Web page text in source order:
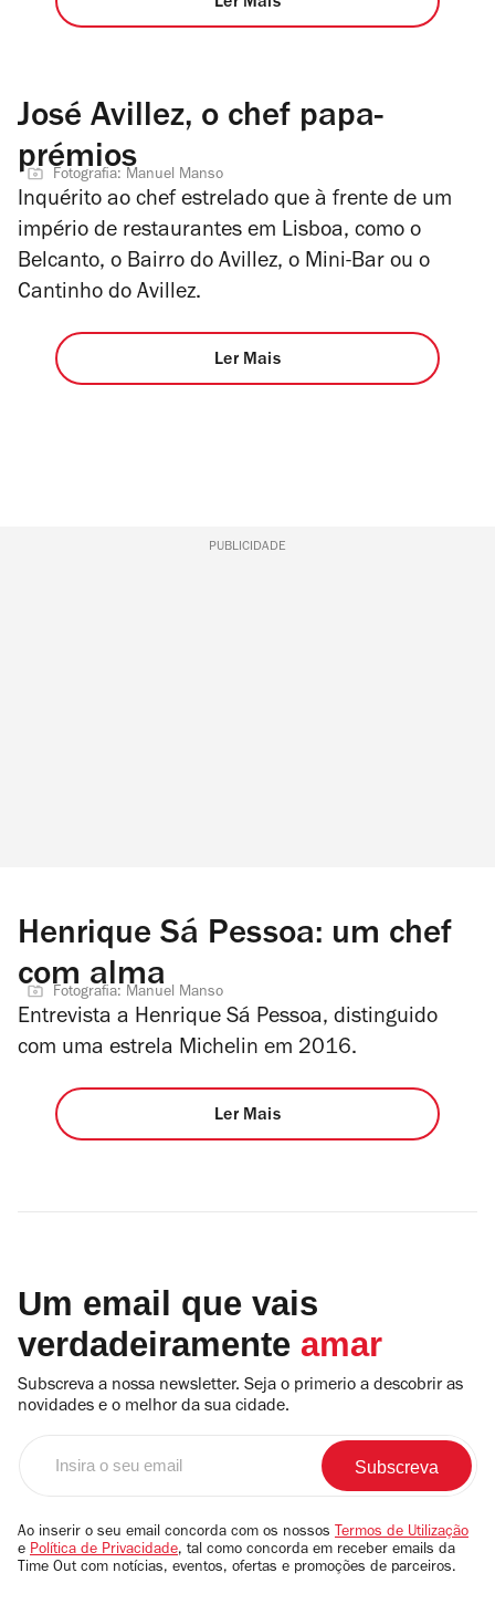
José Avillez, o chef papa-
prémios
Fotografia: Manuel Manso
Inquérito ao chef estrelado que à frente de um
império de restaurantes em Lisboa, como o
Belcanto, o Bairro do Avillez, o Mini-Bar ou o
Cantinho do Avillez.
Ler Mais
PUBLICIDADE
Henrique Sá Pessoa: um chef
com alma
Fotografia: Manuel Manso
Entrevista a Henrique Sá Pessoa, distinguido
com uma estrela Michelin em 2016.
Ler Mais
Um email que vais
verdadeiramente amar
Subscreva a nossa newsletter. Seja o primerio a descobrir as
novidades e o melhor da sua cidade.
email
Ao inserir o seu email concorda com os nossos Termos de Utilização
e Política de Privacidade, tal como concorda em receber emails da
Time Out com notícias, eventos, ofertas e promoções de parceiros.